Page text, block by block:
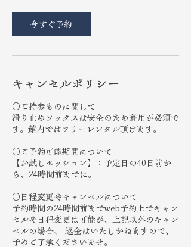
今すぐ予約
キャンセルポリシー
○ご持参ものに関して
滑り止めソックスは安全のため着用が必須で
す。館内ではフリーレンタル頂けます。
○ご予約可能期間について
【お試しセッション】：予定日の40日前か
ら、24時間前までに。
○日程変更やキャンセルについて
予約時間の24時間前までweb予約上でキャン
セルや日程変更は可能が、上記以外のキャン
セルの場合、 返金はいたしかねますので、
予めご了承くださいませ。